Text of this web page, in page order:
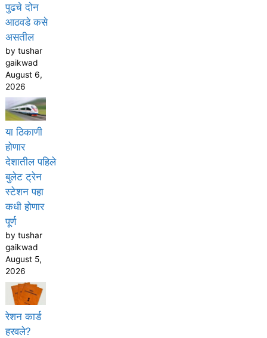
पुढचे दोन
आठवडे कसे
असतील
by tushar
gaikwad
August 6,
2026
या ठिकाणी
होणार
देशातील पहिले
बुलेट ट्रेन
स्टेशन पहा
कधी होणार
पूर्ण
by tushar
gaikwad
August 5,
2026
रेशन कार्ड
हरवले?